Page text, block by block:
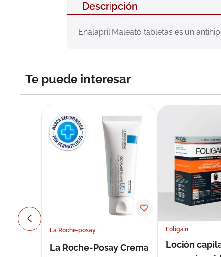
Descripción
Enalapril Maleato tabletas es un
Te puede interesar
La Roche-posay
La Roche-Posay Crema
Foligain
Loción